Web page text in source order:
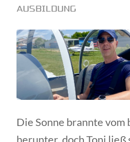
AUSBILDUNG
Die Sonne brannte vom